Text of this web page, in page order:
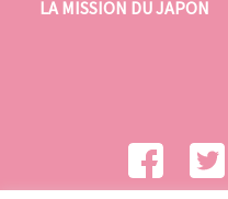
LA MISSION DU JAPON